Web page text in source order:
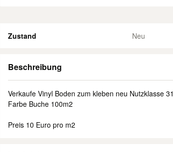
Zustand Neu
Beschreibung
Verkaufe Vinyl Boden zum kleben neu Nutzklasse 31
Farbe Buche 100m2
Preis 10 Euro pro m2